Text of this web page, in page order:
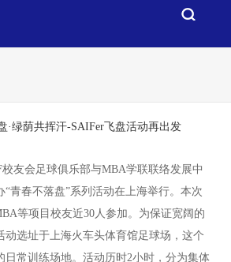
·绿荫共挥汗-SAIFer飞盘活动再出发
校友会足球俱乐部与MBA学联联络发展中
“青春不落盘”系列活动在上海举行。本次
等项目校友近30人参加。为保证宽阔的
动选址于上海火车头体育馆足球场，这个
日常训练场地。活动历时2小时，分为集体